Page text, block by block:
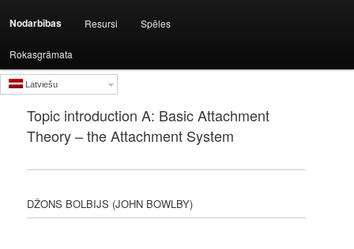
Nodarbības Resursi Spēles
Rokasgrāmata
Latviešu
Topic introduction A: Basic Attachment
Theory – the Attachment System
DŽONS BOLBIJS (JOHN BOWLBY)